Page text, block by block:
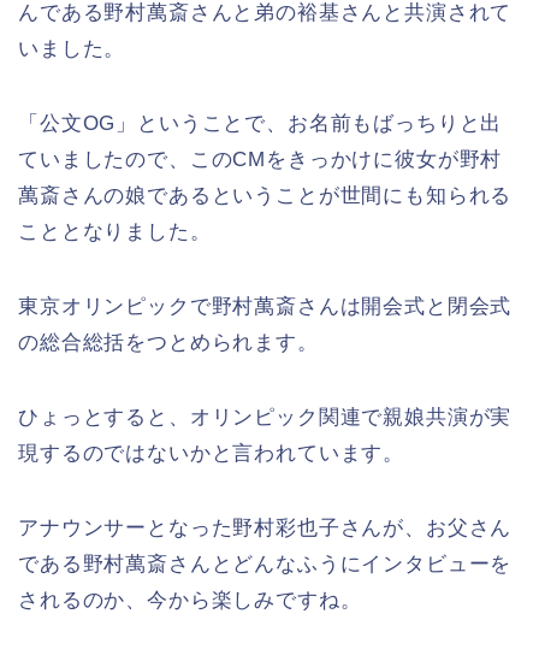
んである野村萬斎さんと弟の裕基さんと共演されて
いました。
「公文OG」ということで、お名前もばっちりと出
ていましたので、このCMをきっかけに彼女が野村
萬斎さんの娘であるということが世間にも知られる
こととなりました。
東京オリンピックで野村萬斎さんは開会式と閉会式
の総合総括をつとめられます。
ひょっとすると、オリンピック関連で親娘共演が実
現するのではないかと言われています。
アナウンサーとなった野村彩也子さんが、お父さん
である野村萬斎さんとどんなふうにインタビューを
されるのか、今から楽しみですね。